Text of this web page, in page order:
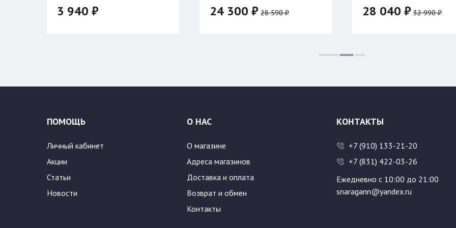
двухсторонняя
3 940 ₽ 24 300 ₽ 28 590 ₽ 28 040 ₽ 32 990 ₽
ПОМОЩЬ
Личный кабинет
Акции
Статьи
Новости
О НАС
О магазине
Адреса магазинов
Доставка и оплата
Возврат и обмен
Контакты
КОНТАКТЫ
+7 (910) 133-21-20
+7 (831) 422-03-26
Ежедневно с 10:00 до 21:00
snaragann@yandex.ru